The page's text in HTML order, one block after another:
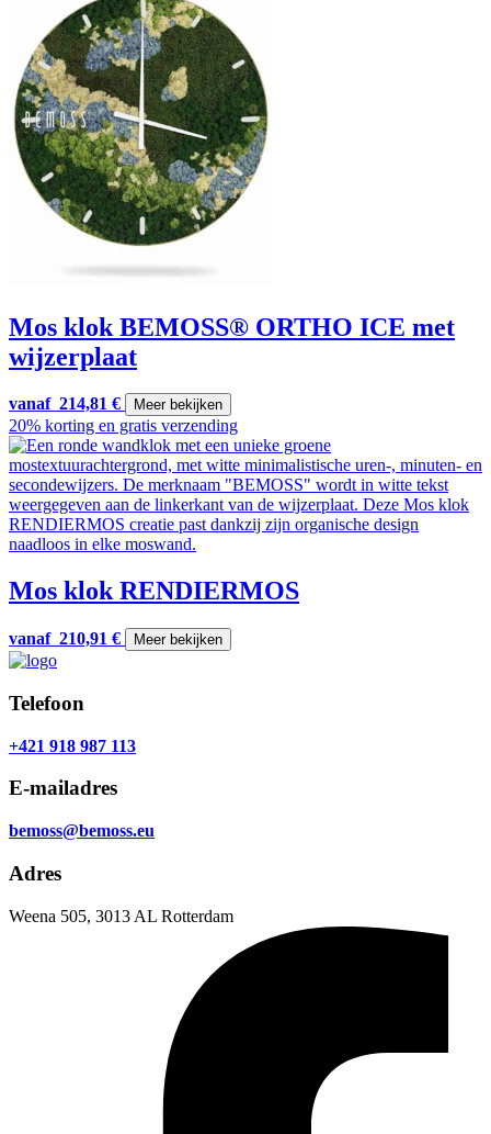
Mos klok BEMOSS® ORTHO ICE met
wijzerplaat
vanaf 214,81 € Meer bekijken
20% korting en gratis verzending
Mos klok RENDIERMOS
vanaf 210,91 € Meer bekijken
Telefoon
+421 918 987 113
E-mailadres
bemoss@bemoss.eu
Adres
Weena 505, 3013 AL Rotterdam